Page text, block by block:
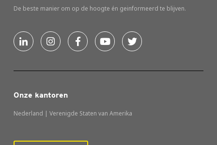
Onze kantoren
Nederland | Verenigde Staten van Amerika
De beste manier om op de hoogte én geinformeerd te blijven.